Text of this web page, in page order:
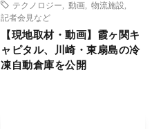
テクノロジー
動画 物流施設
記者会見など
【現地取材・動画】霞ヶ関キ
ャピタル、川崎・東扇島の冷
凍自動倉庫を公開